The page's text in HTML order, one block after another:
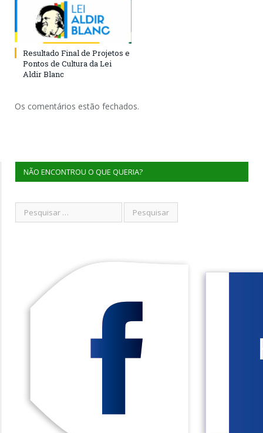
Resultado Final de Projetos e
Pontos de Cultura da Lei
Aldir Blanc
Os comentários estão fechados.
NÃO ENCONTROU O QUE QUERIA?